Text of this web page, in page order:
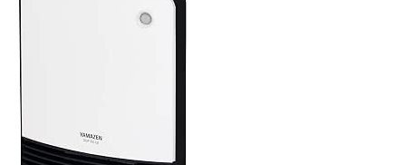
進化するPCとデバイスの未来
AI活用のいまが分かる